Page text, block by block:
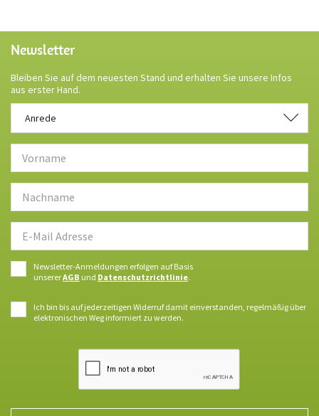
Newsletter
Bleiben Sie auf dem neuesten Stand und erhalten Sie unsere Infos
aus erster Hand.
Anrede
Anrede
Newsletter-Anmeldungen erfolgen auf Basis
unsererAGB und Datenschutzrichtlinie.
Ich bin bis auf jederzeitigen Widerruf damit einverstanden, regelmäßig über
elektronischen Weg informiert zu werden.